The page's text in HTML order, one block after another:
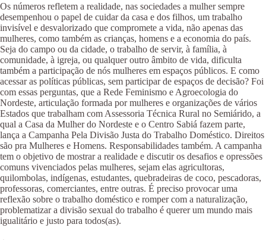
Os números refletem a realidade, nas sociedades a mulher sempre
desempenhou o papel de cuidar da casa e dos filhos, um trabalho
invisível e desvalorizado que compromete a vida, não apenas das
mulheres, como também as crianças, homens e a economia do país.
Seja do campo ou da cidade, o trabalho de servir, à família, à
comunidade, à igreja, ou qualquer outro âmbito de vida, dificulta
também a participação de nós mulheres em espaços públicos. E como
acessar as políticas públicas, sem participar de espaços de decisão? Foi
com essas perguntas, que a Rede Feminismo e Agroecologia do
Nordeste, articulação formada por mulheres e organizações de vários
Estados que trabalham com Assessoria Técnica Rural no Semiárido, a
qual a Casa da Mulher do Nordeste e o Centro Sabiá fazem parte,
lança a Campanha Pela Divisão Justa do Trabalho Doméstico. Direitos
são pra Mulheres e Homens. Responsabilidades também. A campanha
tem o objetivo de mostrar a realidade e discutir os desafios e opressões
comuns vivenciados pelas mulheres, sejam elas agricultoras,
quilombolas, indígenas, estudantes, quebradeiras de coco, pescadoras,
professoras, comerciantes, entre outras. É preciso provocar uma
reflexão sobre o trabalho doméstico e romper com a naturalização,
problematizar a divisão sexual do trabalho é querer um mundo mais
igualitário e justo para todos(as).